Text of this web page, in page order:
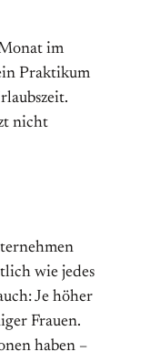
im
Praktikum
nicht
wie jedes
Je höher
Frauen.
haben –